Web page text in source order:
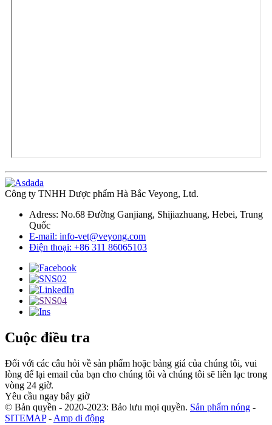
Công ty TNHH Dược phẩm Hà Bắc Veyong, Ltd.
Adress: No.68 Đường Ganjiang, Shijiazhuang, Hebei, Trung
Quốc
E-mail: info-vet@veyong.com
Điện thoại: +86 311 86065103
Cuộc điều tra
Đối với các câu hỏi về sản phẩm hoặc bảng giá của chúng tôi, vui
lòng để lại email của bạn cho chúng tôi và chúng tôi sẽ liên lạc trong
vòng 24 giờ.
Yêu cầu ngay bây giờ
© Bản quyền - 2020-2023: Bảo lưu mọi quyền. Sản phẩm nóng -
SITEMAP- Amp di động